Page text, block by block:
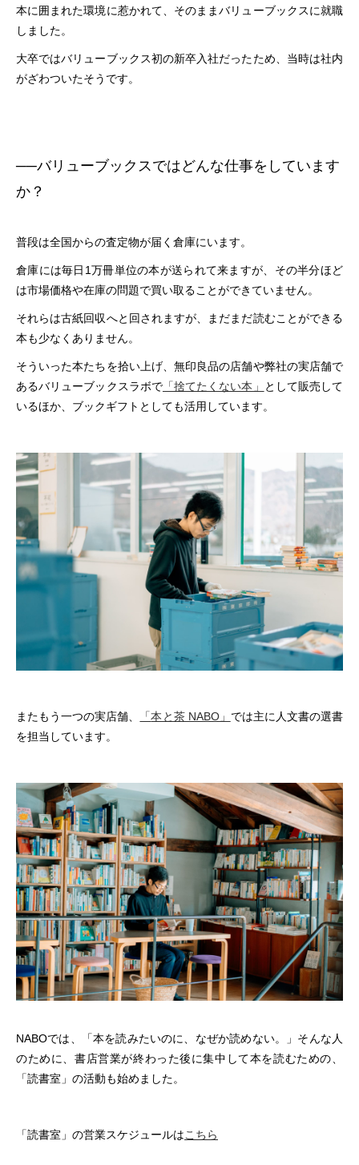
本に囲まれた環境に惹かれて、そのままバリューブックスに就職
しました。
大卒ではバリューブックス初の新卒入社だったため、当時は社内
がざわついたそうです。
──バリューブックスではどんな仕事をしています
か？
普段は全国からの査定物が届く倉庫にいます。
倉庫には毎日1万冊単位の本が送られて来ますが、その半分ほど
は市場価格や在庫の問題で買い取ることができていません。
それらは古紙回収へと回されますが、まだまだ読むことができる
本も少なくありません。
そういった本たちを拾い上げ、無印良品の店舗や弊社の実店舗で
あるバリューブックスラボで「捨てたくない本」
として販売して
いるほか、ブックギフトとしても活用しています。
またもう一つの実店舗、 「本と茶 NABO」 では主に人文書の選書
を担当しています。
NABOでは、「本を読みたいのに、なぜか読めない。」そんな人
のために、書店営業が終わった後に集中して本を読むための、
「読書室」の活動も始めました。
「読書室」の営業スケジュールはこちら